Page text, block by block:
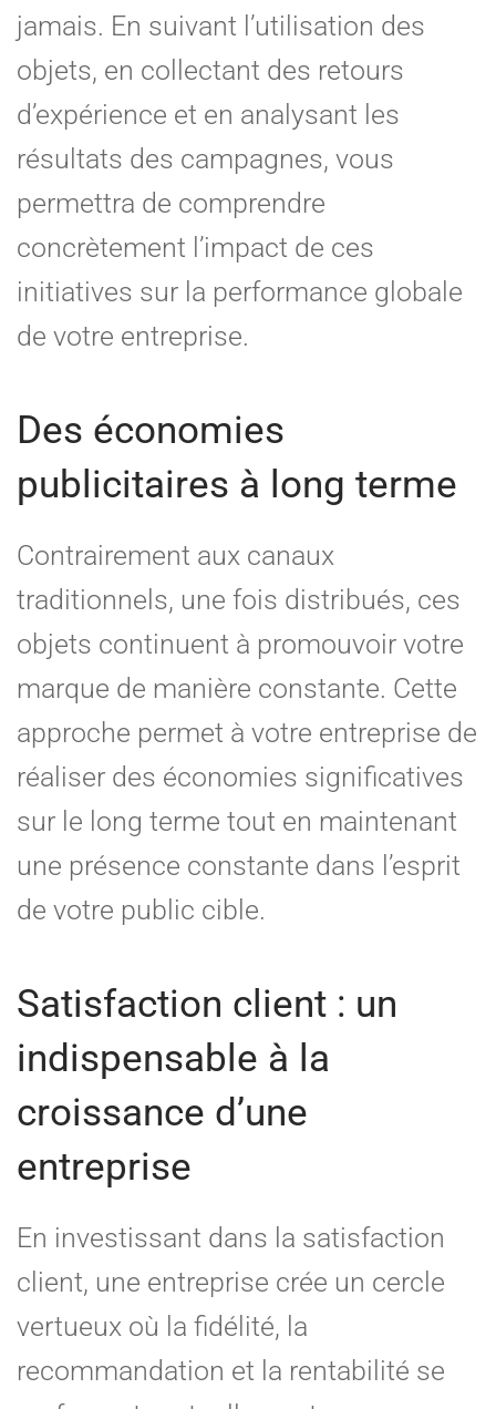
jamais. En suivant l’utilisation des
objets, en collectant des retours
d’expérience et en analysant les
résultats des campagnes, vous
permettra de comprendre
concrètement l’impact de ces
initiatives sur la performance globale
de votre entreprise.
Des économies
publicitaires à long terme
Contrairement aux canaux
traditionnels, une fois distribués, ces
objets continuent à promouvoir votre
marque de manière constante. Cette
approche permet à votre entreprise de
réaliser des économies significatives
sur le long terme tout en maintenant
une présence constante dans l’esprit
de votre public cible.
Satisfaction client : un
indispensable à la
croissance d’une
entreprise
En investissant dans la satisfaction
client, une entreprise crée un cercle
vertueux où la fidélité, la
recommandation et la rentabilité se